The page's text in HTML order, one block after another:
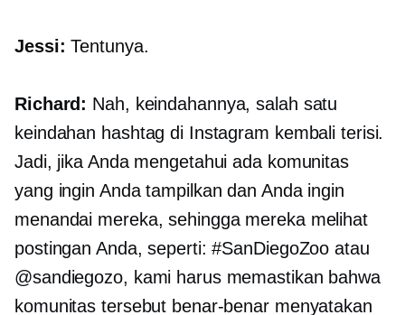
Jessi: Tentunya.
Richard: Nah, keindahannya, salah satu
keindahan hashtag di Instagram kembali terisi.
Jadi, jika Anda mengetahui ada komunitas
yang ingin Anda tampilkan dan Anda ingin
menandai mereka, sehingga mereka melihat
postingan Anda, seperti: #SanDiegoZoo atau
@sandiegozo, kami harus memastikan bahwa
komunitas tersebut benar-benar menyatakan